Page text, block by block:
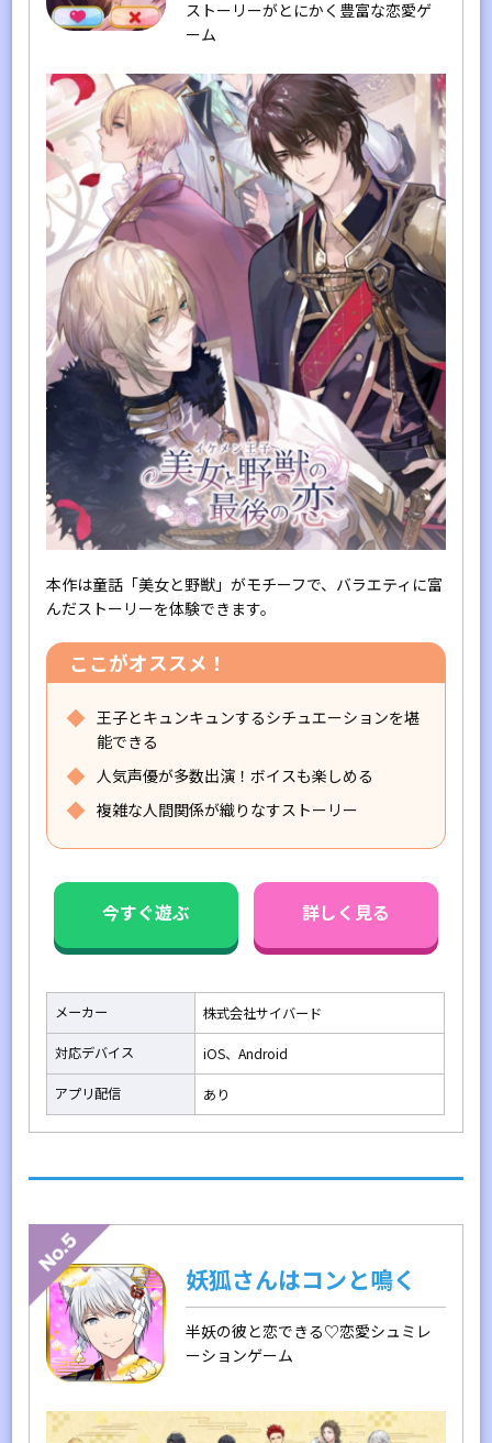
ストーリーがとにかく豊富な恋愛ゲ
ーム
本作は童話「美女と野獣」がモチーフで、バラエティに富
んだストーリーを体験できます。
ここがオススメ！
王子とキュンキュンするシチュエーションを堪
能できる
人気声優が多数出演！ボイスも楽しめる
複雑な人間関係が織りなすストーリー
今すぐ遊ぶ 詳しく見る
メーカー
株式会社サイバード
対応デバイス
iOS、Android
アプリ配信
あり
妖狐さんはコンと鳴く
半妖の彼と恋できる♡恋愛シュミレ
ーションゲーム